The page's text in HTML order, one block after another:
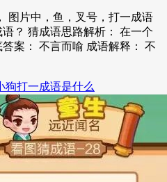
图片中，鱼，叉号，打一成语
？ 猜成语思路解析： 在一个
案： 不言而喻 成语解释： 不
狗打一成语是什么